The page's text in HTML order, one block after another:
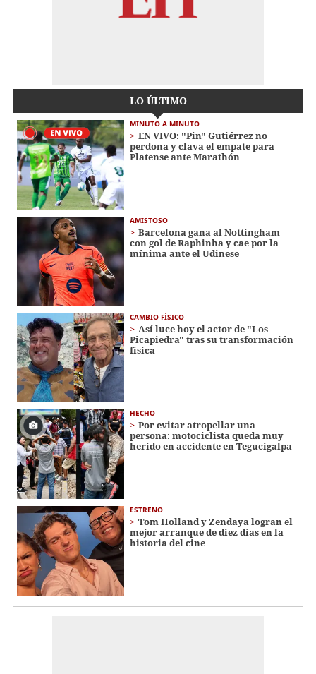
LO ÚLTIMO
MINUTO A MINUTO
EN VIVO: "Pin" Gutiérrez no
perdona y clava el empate para
Platense ante Marathón
AMISTOSO
Barcelona gana al Nottingham
con gol de Raphinha y cae por la
mínima ante el Udinese
CAMBIO FÍSICO
Así luce hoy el actor de "Los
Picapiedra" tras su transformación
física
HECHO
Por evitar atropellar una
persona: motociclista queda muy
herido en accidente en Tegucigalpa
ESTRENO
Tom Holland y Zendaya logran el
mejor arranque de diez días en la
historia del cine